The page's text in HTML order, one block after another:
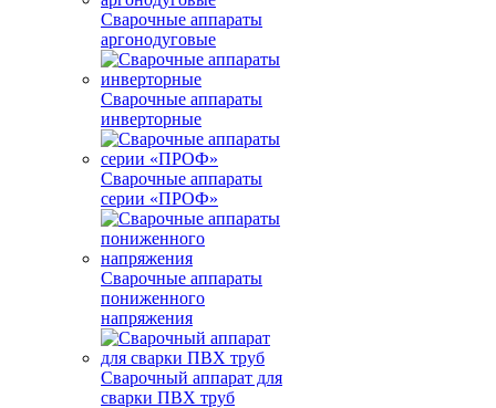
Сварочные аппараты
аргонодуговые
Сварочные аппараты
инверторные
Сварочные аппараты
серии «ПРОФ»
Сварочные аппараты
пониженного
напряжения
Сварочный аппарат для
сварки ПВХ труб